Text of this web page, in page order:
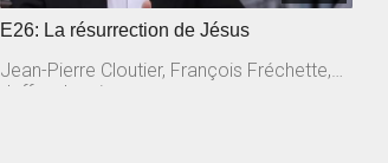
E26: La résurrection de Jésus
Jean-Pierre Cloutier, François Fréchette,
Jeffrey Laurin